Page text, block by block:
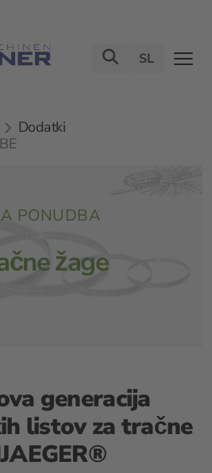
SL
Dodatki
PONUDBA
žage
generacija
listov za tračne